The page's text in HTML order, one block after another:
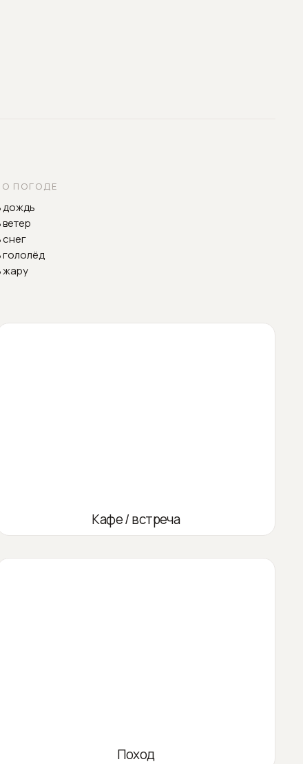
ПОГОДЕ
дождь
ветер
снег
гололёд
жару
Кафе / встреча
Поход